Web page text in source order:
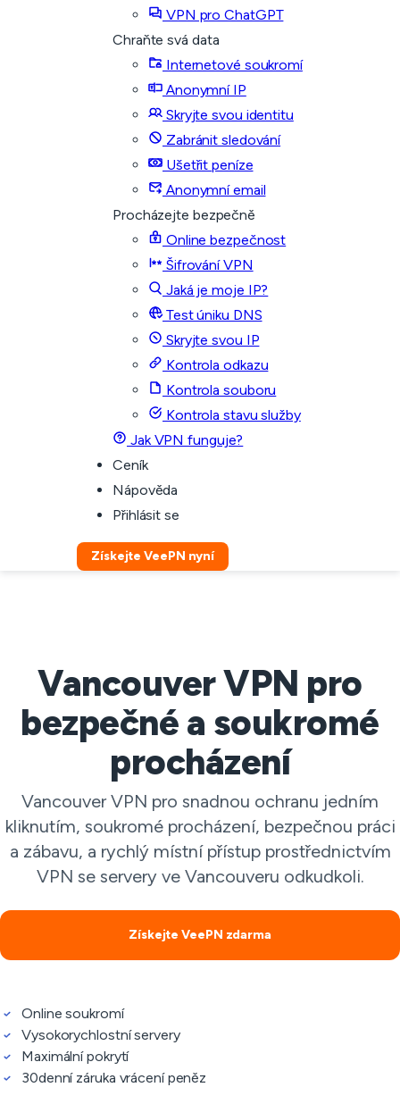
VPN pro ChatGPT
Chraňte svá data
Internetové soukromí
Anonymní IP
Skryjte svou identitu
Zabránit sledování
Ušetřit peníze
Anonymní email
Procházejte bezpečně
Online bezpečnost
Šifrování VPN
Jaká je moje IP?
Test úniku DNS
Skryjte svou IP
Kontrola odkazu
Kontrola souboru
Kontrola stavu služby
Jak VPN funguje?
Ceník
Nápověda
Přihlásit se
Získejte VeePN nyní
Vancouver VPN pro
bezpečné a soukromé
procházení
Vancouver VPN pro snadnou ochranu jedním
kliknutím, soukromé procházení, bezpečnou práci
a zábavu, a rychlý místní přístup prostřednictvím
VPN se servery ve Vancouveru odkudkoli.
Získejte VeePN zdarma
Online soukromí
Vysokorychlostní servery
Maximální pokrytí
30denní záruka vrácení peněz